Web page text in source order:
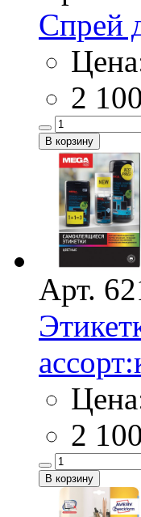
Спрей
2 100
Арт.
2 100